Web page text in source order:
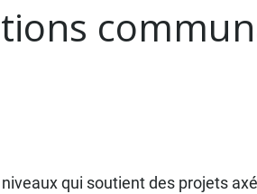
qui soutient des projets